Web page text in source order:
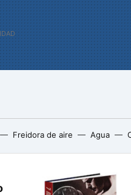
Freidora de aire Agua